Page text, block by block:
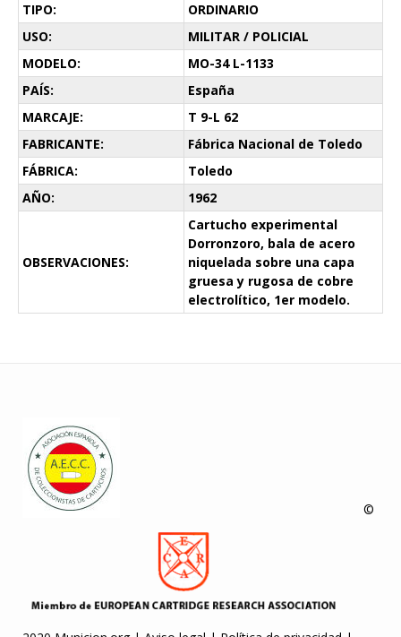
TIPO:
ORDINARIO
USO:
MILITAR / POLICIAL
MODELO:
MO-34 L-1133
PAÍS:
España
MARCAJE:
T 9-L 62
FABRICANTE:
Fábrica Nacional de Toledo
FÁBRICA:
Toledo
AÑO:
1962
OBSERVACIONES:
Cartucho experimental
Dorronzoro, bala de acero
niquelada sobre una capa
gruesa y rugosa de cobre
electrolítico, 1er modelo.
©